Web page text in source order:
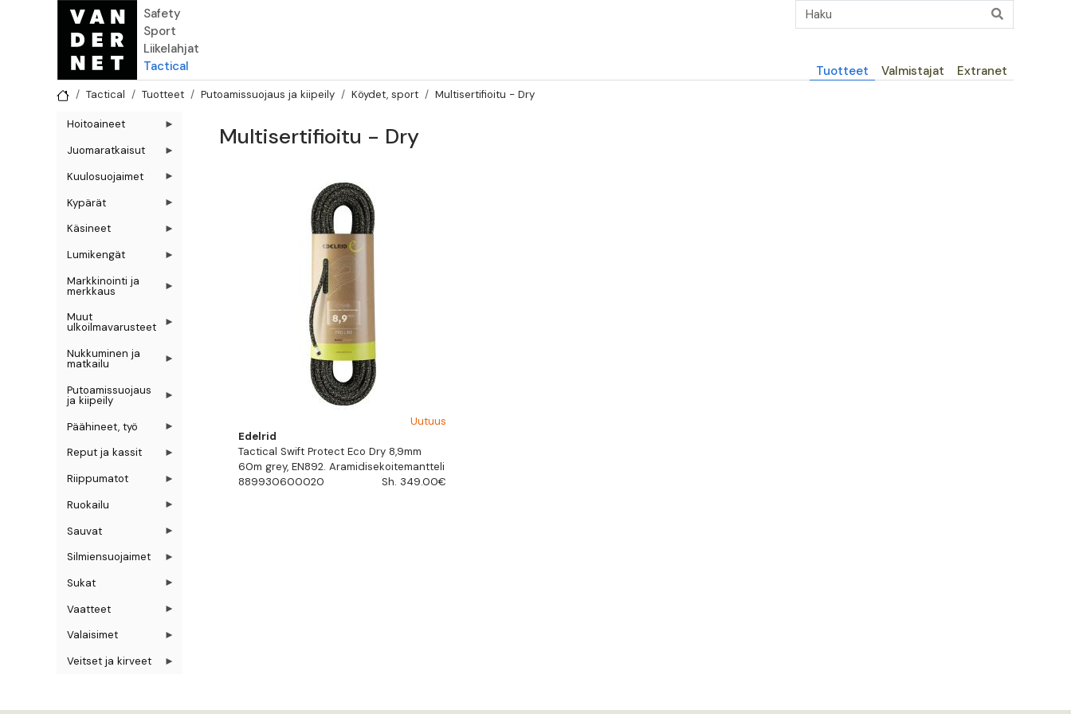
Hyppää pääsisältöön
Safety
Sport
Liikelahjat
Tactical
Päävalikko
Tuotteet Valmistajat Extranet
Tactical Tuotteet Putoamissuojaus ja kiipeily Köydet, sport Multisertifioitu - Dry
Multisertifioitu - Dry
Uutuus
Edelrid
Tactical Swift Protect Eco Dry 8,9mm
60m grey, EN892. Aramidisekoitemantteli
889930600020
Sh. 349.00€
Hoitoaineet
Juomaratkaisut
Kuulosuojaimet
Kypärät
Käsineet
Lumikengät
Markkinointi ja
merkkaus
Muut
ulkoilmavarusteet
Nukkuminen ja
matkailu
Putoamissuojaus
ja kiipeily
Päähineet, työ
Reput ja kassit
Riippumatot
Ruokailu
Sauvat
Silmiensuojaimet
Sukat
Vaatteet
Valaisimet
Veitset ja kirveet